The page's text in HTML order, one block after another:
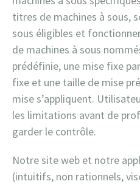
titres de machines à sous,
sous éligibles et
de machines à sous
prédéfinie, une mise fixe
fixe et une taille de mise
mise s’appliquent.
les limitations avant de
garder le contrôle.
Notre site web et notre
(intuitifs, non rationnels,